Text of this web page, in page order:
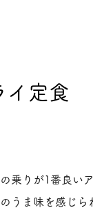
イ定食
乗りが1番良い
うま味を感じ